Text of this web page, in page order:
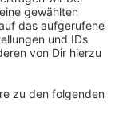
und
unter 02251
entgegen.